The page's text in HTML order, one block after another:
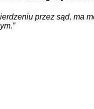
przez sąd, ma